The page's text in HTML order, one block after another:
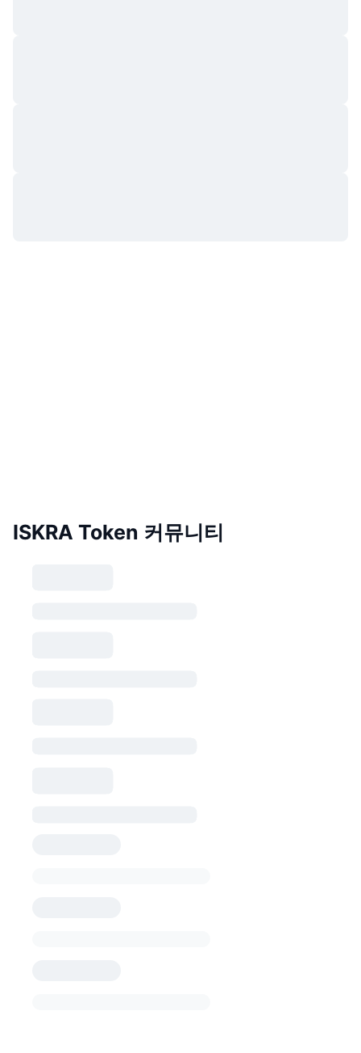
ISKRA Token 커뮤니티